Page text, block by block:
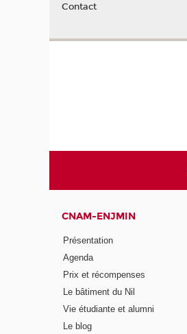
Contact
CNAM-ENJMIN
Présentation
Agenda
Prix et récompenses
Le bâtiment du Nil
Vie étudiante et alumni
Le blog